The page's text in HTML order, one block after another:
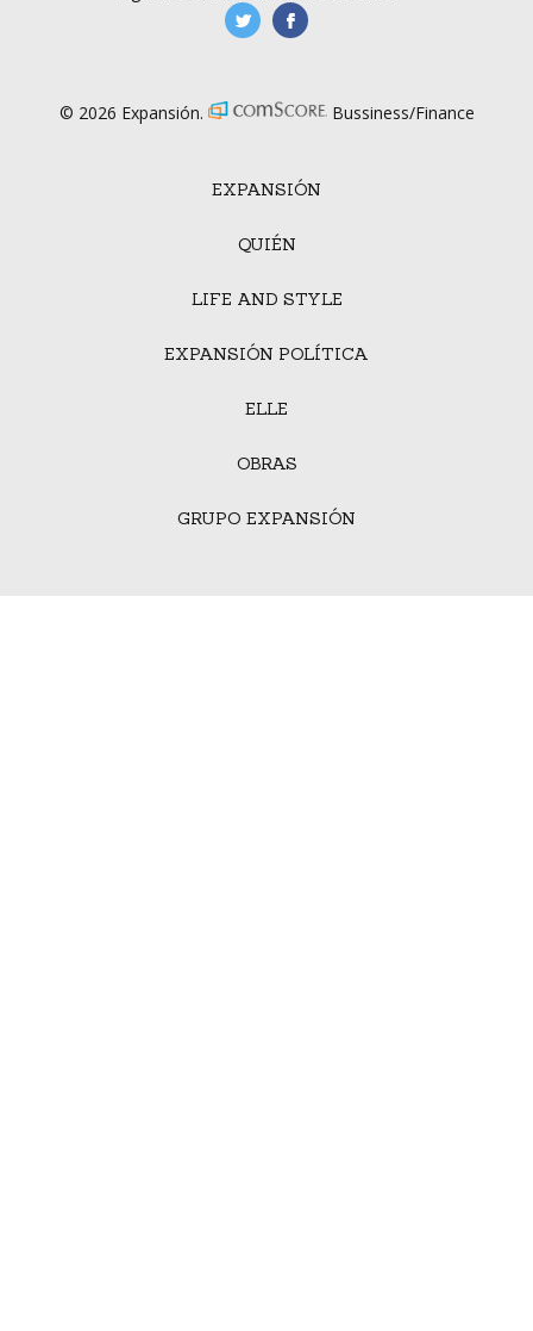
EXPANSIÓN
QUIÉN
LIFE AND STYLE
EXPANSIÓN POLÍTICA
ELLE
OBRAS
GRUPO EXPANSIÓN
manufacturaGE
© 2026 Expansión. Bussiness/Finance